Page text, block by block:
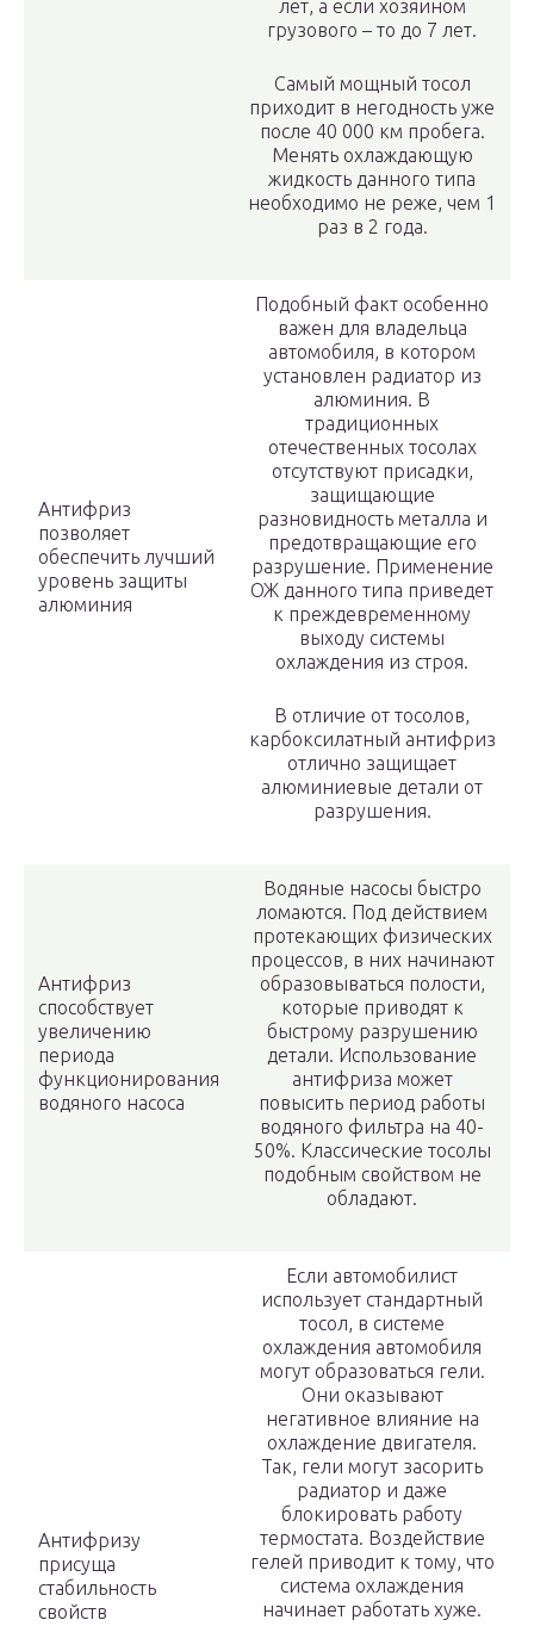
лет, а если хозяином
грузового – то до 7 лет.
Самый мощный тосол
приходит в негодность уже
после 40 000 км пробега.
Менять охлаждающую
жидкость данного типа
необходимо не реже, чем 1
раз в 2 года.
Антифриз
позволяет
обеспечить лучший
уровень защиты
алюминия
Подобный факт особенно
важен для владельца
автомобиля, в котором
установлен радиатор из
алюминия. В
традиционных
отечественных тосолах
отсутствуют присадки,
защищающие
разновидность металла и
предотвращающие его
разрушение. Применение
ОЖ данного типа приведет
к преждевременному
выходу системы
охлаждения из строя.
В отличие от тосолов,
карбоксилатный антифриз
отлично защищает
алюминиевые детали от
разрушения.
Антифриз
способствует
увеличению
периода
функционирования
водяного насоса
Водяные насосы быстро
ломаются. Под действием
протекающих физических
процессов, в них начинают
образовываться полости,
которые приводят к
быстрому разрушению
детали. Использование
антифриза может
повысить период работы
водяного фильтра на 40-
50%. Классические тосолы
подобным свойством не
обладают.
Антифризу
присуща
стабильность
свойств
Если автомобилист
использует стандартный
тосол, в системе
охлаждения автомобиля
могут образоваться гели.
Они оказывают
негативное влияние на
охлаждение двигателя.
Так, гели могут засорить
радиатор и даже
блокировать работу
термостата. Воздействие
гелей приводит к тому, что
система охлаждения
начинает работать хуже.